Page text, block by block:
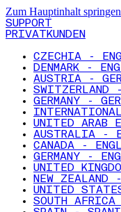
Zum Hauptinhalt springen
SUPPORT
PRIVATKUNDEN
CZECHIA -
DENMARK -
AUSTRIA -
SWITZERLAND -
GERMANY -
UNITED ARAB
AUSTRALIA -
CANADA -
GERMANY -
UNITED
NEW ZEALAND
UNITED
SOUTH